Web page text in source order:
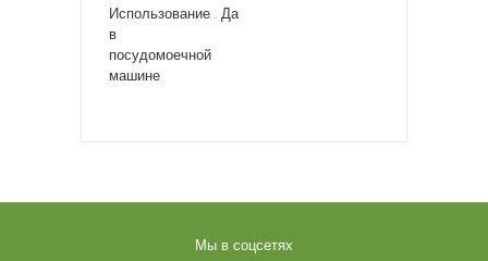
Использование
в
посудомоечной
машине
Да
Мы в соцсетях